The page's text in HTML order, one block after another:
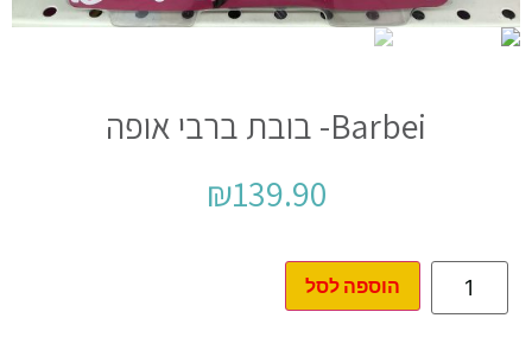
Barbei- בובת ברבי אופה
₪139.90
הוספה לסל